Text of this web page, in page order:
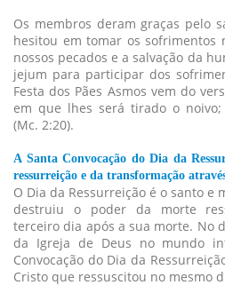
Os membros deram graças pelo
hesitou em tomar os sofrimentos
nossos pecados e a salvação da
jejum para participar dos
Festa dos Pães Asmos vem do
em que lhes será tirado o noivo;
(Mc. 2:20).
A Santa Convocação do Dia da
ressurreição e da transformação
O Dia da Ressurreição é o santo e
destruiu o poder da morte
terceiro dia após a sua morte. No
da Igreja de Deus no mundo
Convocação do Dia da
Cristo que ressuscitou no mesmo